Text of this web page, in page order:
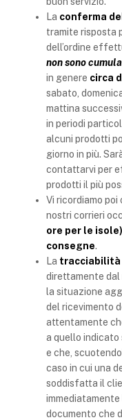
La conferma
tramite risposta
dell’ordine
non sono
in genere circa
sabato,
mattina
in periodi
alcuni prodotti
giorno in più.
contattarvi per
prodotti il più
Vi ricordiamo poi
nostri corrieri
ore per le
consegne.
La tracciabilità
direttamente dal
la situazione
del ricevimento
attentamente
a quello indicato
e che,
caso in cui una
soddisfatta il
documento che